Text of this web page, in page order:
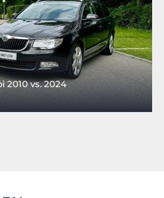
2010 vs. 2024